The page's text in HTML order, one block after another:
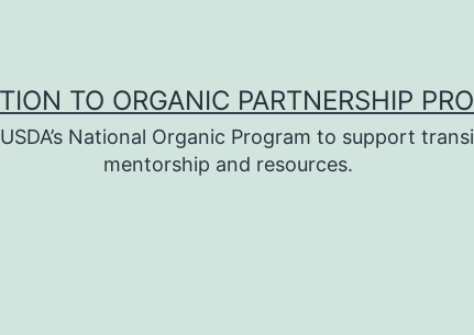
TO ORGANIC PARTNERSHIP
National Organic Program to support
mentorship and resources.